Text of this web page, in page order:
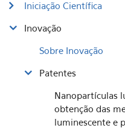
Iniciação Científica
Inovação
Sobre Inovação
Patentes
Nanopartículas
obtenção das
luminescente e